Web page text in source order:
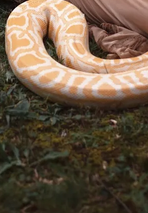
Откупиться От Мертвого